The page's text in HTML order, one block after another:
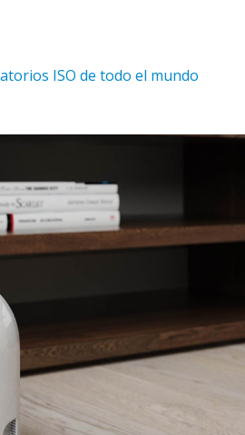
ISO de todo el mundo